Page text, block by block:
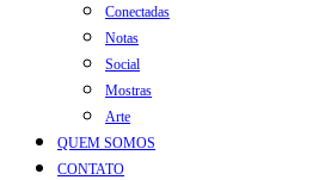
Conectadas
Notas
Social
Mostras
Arte
QUEM SOMOS
CONTATO